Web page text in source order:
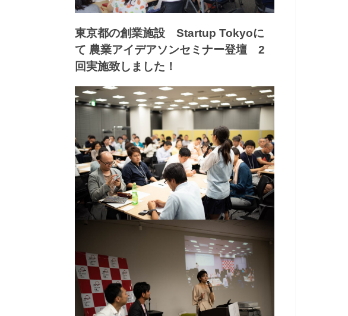
東京都の創業施設 Startup Tokyoに
て 農業アイデアソンセミナー登壇 2
回実施致しました！